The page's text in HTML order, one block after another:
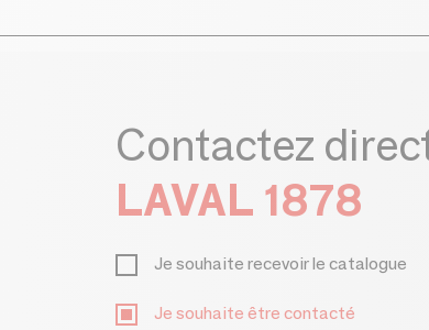
Contactez
LAVAL 1878
Je souhaite recevoir le catalogue
Je souhaite être contacté